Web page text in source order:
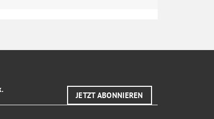
JETZT ABONNIEREN